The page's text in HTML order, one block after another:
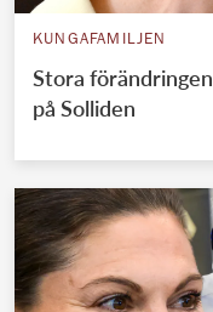
KUNGAFAMILJEN
Stora
på Solliden